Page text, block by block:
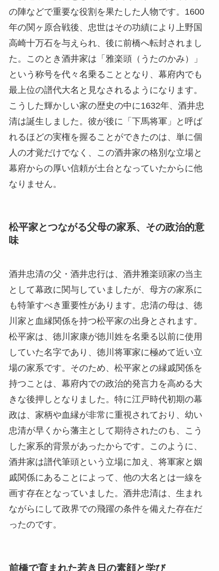
の陣などで重要な役割を果たした人物です。1600
年の関ヶ原合戦後、忠世はその功績により上野国
高崎十万石を与えられ、後に前橋へ転封されまし
た。このとき酒井家は「雅楽頭（うたのかみ）」
という称号を代々名乗ることとなり、幕府内でも
最上位の譜代大名と見なされるようになります。
こうした輝かしい家の歴史の中に1632年、酒井忠
清は誕生しました。彼が後に「下馬将軍」と呼ば
れるほどの実権を握ることができたのは、単に個
人の才覚だけでなく、この酒井家の格別な立場と
幕府からの厚い信頼が土台となっていたからに他
なりません。
松平家とつながる父母の家系、その政治的意
味
酒井忠清の父・酒井忠行は、酒井雅楽頭家の当主
として幕政に関与していましたが、母方の家系に
も特筆すべき重要性があります。忠清の母は、徳
川家と血縁関係を持つ松平家の出身とされます。
松平家は、徳川家康が徳川姓を名乗る以前に使用
していた名字であり、徳川将軍家に極めて近い立
場の家系です。そのため、松平家との縁戚関係を
持つことは、幕府内での政治的発言力を高める大
きな後押しとなりました。特に江戸時代初期の幕
政は、家柄や血縁が非常に重視されており、幼い
忠清が早くから藩主として期待されたのも、こう
した家系的背景があったからです。このように、
酒井家は譜代筆頭という立場に加え、将軍家と姻
戚関係にあることによって、他の大名とは一線を
画す存在となっていました。酒井忠清は、生まれ
ながらにして政界での飛躍の条件を備えた存在だ
ったのです。
前橋で育まれた若き日の素顔と学び